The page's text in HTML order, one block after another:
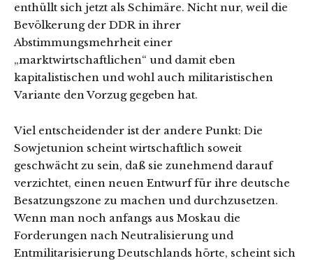
enthüllt sich jetzt als Schimäre. Nicht nur, weil die
Bevölkerung der DDR in ihrer
Abstimmungsmehrheit einer
„marktwirtschaftlichen“ und damit eben
kapitalistischen und wohl auch militaristischen
Variante den Vorzug gegeben hat.
Viel entscheidender ist der andere Punkt: Die
Sowjetunion scheint wirtschaftlich soweit
geschwächt zu sein, daß sie zunehmend darauf
verzichtet, einen neuen Entwurf für ihre deutsche
Besatzungszone zu machen und durchzusetzen.
Wenn man noch anfangs aus Moskau die
Forderungen nach Neutralisierung und
Entmilitarisierung Deutschlands hörte, scheint sich